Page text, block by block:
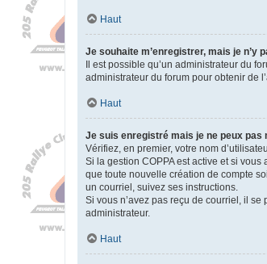
Haut
Je souhaite m’enregistrer, mais je n’y
Il est possible qu’un administrateur du
administrateur du forum pour obtenir de
Haut
Je suis enregistré mais je ne peux pas
Vérifiez, en premier, votre nom
Si la gestion COPPA est active et si
que toute nouvelle création de compte
un courriel, suivez ses instructions.
Si vous n’avez pas reçu de courriel, il
administrateur.
Haut